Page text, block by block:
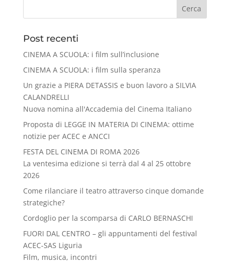
Cerca
Post recenti
CINEMA A SCUOLA: i film sull’inclusione
CINEMA A SCUOLA: i film sulla speranza
Un grazie a PIERA DETASSIS e buon lavoro a SILVIA
CALANDRELLI
Nuova nomina all'Accademia del Cinema Italiano
Proposta di LEGGE IN MATERIA DI CINEMA: ottime
notizie per ACEC e ANCCI
FESTA DEL CINEMA DI ROMA 2026
La ventesima edizione si terrà dal 4 al 25 ottobre
2026
Come rilanciare il teatro attraverso cinque domande
strategiche?
Cordoglio per la scomparsa di CARLO BERNASCHI
FUORI DAL CENTRO – gli appuntamenti del festival
ACEC-SAS Liguria
Film, musica, incontri